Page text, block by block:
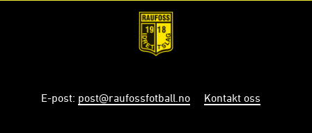
E-post: post@raufossfotball.no Kontakt oss